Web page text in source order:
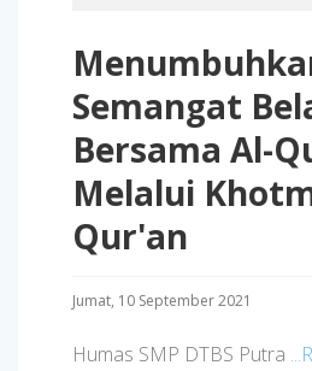
Semangat
Bersama Al-
Melalui
Qur'an
Jumat, 10 September 2021
Humas SMP DTBS Putra